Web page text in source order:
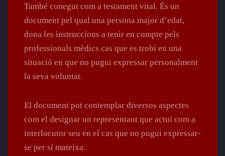
També conegut com a testament vital. És un
document pel qual una persona major d’edat,
dona les instruccions a tenir en compte pels
professionals mèdics cas que es trobi en una
situació en que no pugui expressar personalment
la seva voluntat.
El document pot contemplar diversos aspectes
com el designar un representant que actuï com a
interlocutor seu en el cas que no pugui expressar-
se per sí mateixa.